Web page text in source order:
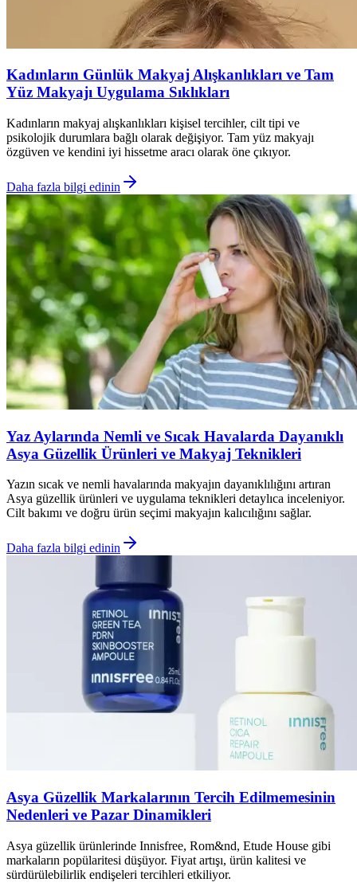
Kadınların Günlük Makyaj Alışkanlıkları ve Tam
Yüz Makyajı Uygulama Sıklıkları
Kadınların makyaj alışkanlıkları kişisel tercihler, cilt tipi ve
psikolojik durumlara bağlı olarak değişiyor. Tam yüz makyajı
özgüven ve kendini iyi hissetme aracı olarak öne çıkıyor.
Daha fazla bilgi edinin
Yaz Aylarında Nemli ve Sıcak Havalarda Dayanıklı
Asya Güzellik Ürünleri ve Makyaj Teknikleri
Yazın sıcak ve nemli havalarında makyajın dayanıklılığını artıran
Asya güzellik ürünleri ve uygulama teknikleri detaylıca inceleniyor.
Cilt bakımı ve doğru ürün seçimi makyajın kalıcılığını sağlar.
Daha fazla bilgi edinin
Asya Güzellik Markalarının Tercih Edilmemesinin
Nedenleri ve Pazar Dinamikleri
Asya güzellik ürünlerinde Innisfree, Rom&nd, Etude House gibi
markaların popülaritesi düşüyor. Fiyat artışı, ürün kalitesi ve
sürdürülebilirlik endişeleri tercihleri etkiliyor.